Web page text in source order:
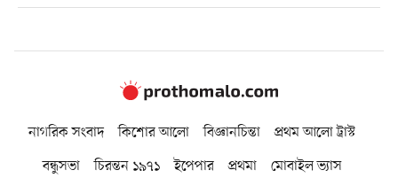
নাগরিক সংবাদ কিশোর আলো বিজ্ঞানচিন্তা
প্রথম আলো ট্রাস্ট
বন্ধুসভা
চিরন্তন ১৯৭১ ইপেপার প্রথমা মোবাইল ভ্যাস